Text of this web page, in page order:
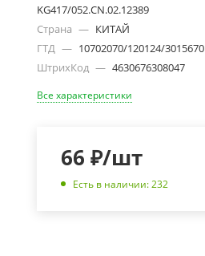
KG417/052.CN.02.12389
Страна — КИТАЙ
ГТД — 10702070/120124/3015670
ШтрихКод — 4630676308047
Все характеристики
66 ₽/шт
Есть в наличии: 232